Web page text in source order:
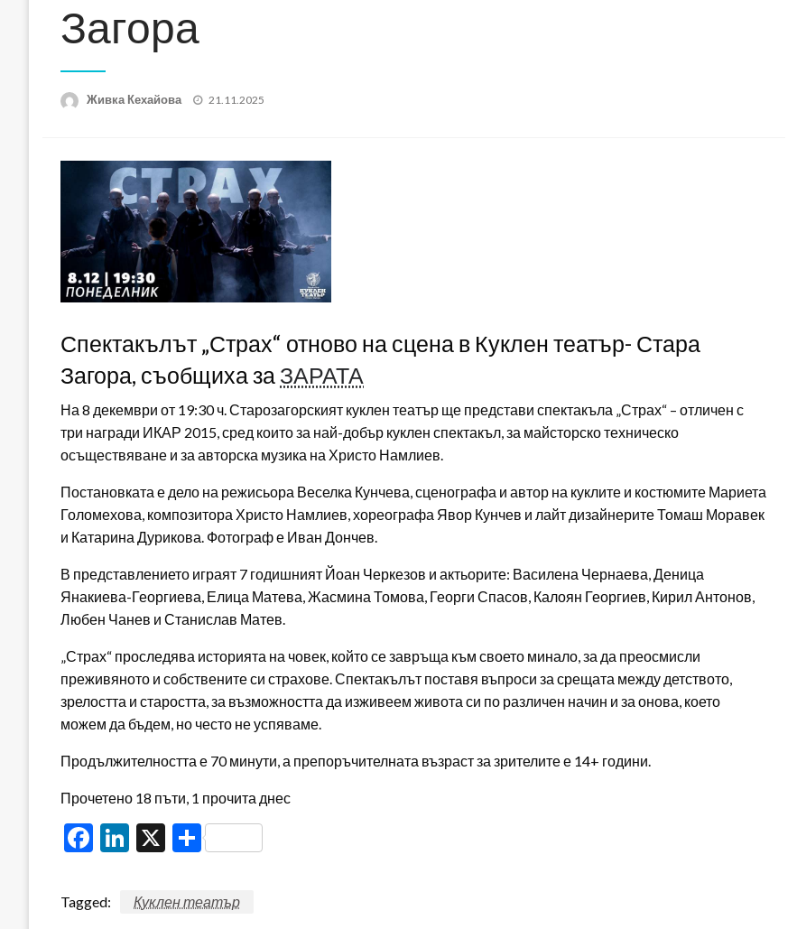
Загора
Живка Кехайова
Posted
21.11.2025
Спектакълът „Страх“ отново на сцена в Куклен театър- Стара
Загора, съобщиха за ЗАРАТА
На 8 декември от 19:30 ч. Старозагорският куклен театър ще представи спектакъла „Страх“ – отличен с
три награди ИКАР 2015, сред които за най-добър куклен спектакъл, за майсторско техническо
осъществяване и за авторска музика на Христо Намлиев.
Постановката е дело на режисьора Веселка Кунчева, сценографа и автор на куклите и костюмите Мариета
Голомехова, композитора Христо Намлиев, хореографа Явор Кунчев и лайт дизайнерите Томаш Моравек
и Катарина Дурикова. Фотограф е Иван Дончев.
В представлението играят 7 годишният Йоан Черкезов и актьорите: Василена Чернаева, Деница
Янакиева-Георгиева, Елица Матева, Жасмина Томова, Георги Спасов, Калоян Георгиев, Кирил Антонов,
Любен Чанев и Станислав Матев.
„Страх“ проследява историята на човек, който се завръща към своето минало, за да преосмисли
преживяното и собствените си страхове. Спектакълът поставя въпроси за срещата между детството,
зрелостта и старостта, за възможността да изживеем живота си по различен начин и за онова, което
можем да бъдем, но често не успяваме.
Продължителността е 70 минути, а препоръчителната възраст за зрителите е 14+ години.
Прочетено 18 пъти, 1 прочита днес
Facebook
LinkedIn
X Share
Tagged: Куклен театър